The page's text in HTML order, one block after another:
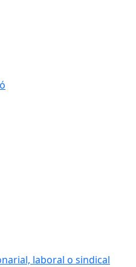
laboral o sindical